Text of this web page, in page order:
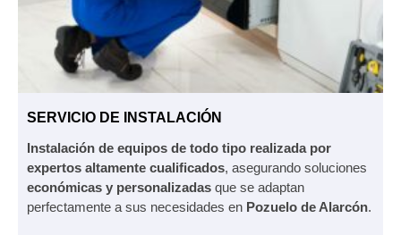
SERVICIO DE INSTALACIÓN
Instalación de equipos de todo tipo realizada por
expertos altamente cualificados, asegurando soluciones
económicas y personalizadas que se adaptan
perfectamente a sus necesidades en Pozuelo de Alarcón.